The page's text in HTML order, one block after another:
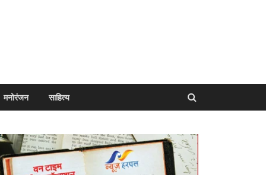
मनोरंजन साहित्य